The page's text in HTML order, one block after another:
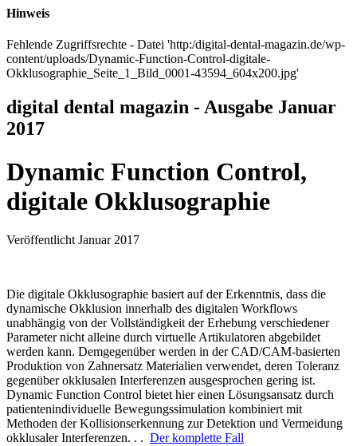
Hinweis
Fehlende Zugriffsrechte - Datei 'http:/digital-dental-magazin.de/wp-
content/uploads/Dynamic-Function-Control-digitale-
Okklusographie_Seite_1_Bild_0001-43594_604x200.jpg'
digital dental magazin - Ausgabe Januar
2017
Dynamic Function Control,
digitale Okklusographie
Veröffentlicht Januar 2017
Die digitale Okklusographie basiert auf der Erkenntnis, dass die
dynamische Okklusion innerhalb des digitalen Workflows
unabhängig von der Vollständigkeit der Erhebung verschiedener
Parameter nicht alleine durch virtuelle Artikulatoren abgebildet
werden kann. Demgegenüber werden in der CAD/CAM-basierten
Produktion von Zahnersatz Materialien verwendet, deren Toleranz
gegenüber okklusalen Interferenzen ausgesprochen gering ist.
Dynamic Function Control bietet hier einen Lösungsansatz durch
patientenindividuelle Bewegungssimulation kombiniert mit
Methoden der Kollisionserkennung zur Detektion und Vermeidung
okklusaler Interferenzen. . . Der komplette Fall